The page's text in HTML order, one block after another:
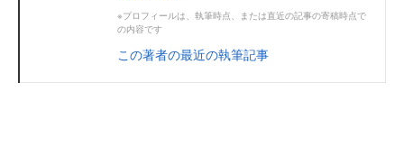
※プロフィールは、執筆時点、または直近の記事の寄稿時点で
の内容です
この著者の最近の執筆記事